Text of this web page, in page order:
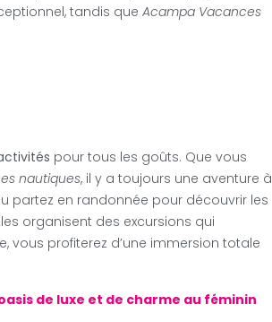
tandis que Acampa Vacances
pour tous les goûts. Que vous
nautiques, il y a toujours une aventure à
partez en randonnée pour découvrir les
organisent des excursions qui
vous profiterez d’une immersion totale
de luxe et de charme au féminin